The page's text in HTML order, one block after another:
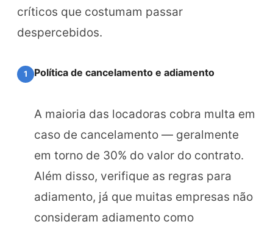
críticos que costumam passar
despercebidos.
1 Política de cancelamento e adiamento
A maioria das locadoras cobra multa em
caso de cancelamento — geralmente
em torno de 30% do valor do contrato.
Além disso, verifique as regras para
adiamento, já que muitas empresas não
consideram adiamento como